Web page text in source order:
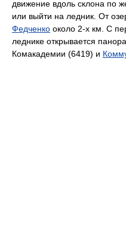
движение вдоль склона по
или выйти на ледник. От
Федченко около 2-х км. С
леднике открывается
Комакадемии (6419) и